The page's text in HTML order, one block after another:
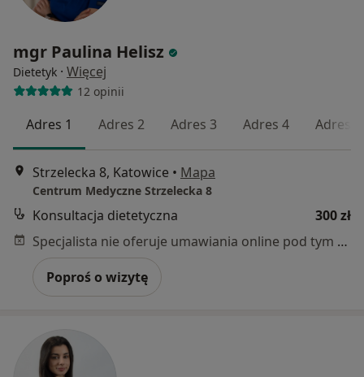
mgr Paulina Helisz
Dietetyk · Więcej
12 opinii
Adres 1 Adres 2 Adres 3 Adres 4 Adres 5
Strzelecka 8, Katowice • Mapa
Centrum Medyczne Strzelecka 8
Konsultacja dietetyczna
300 zł
Specjalista nie oferuje umawiania online pod tym adresem.
Poproś o wizytę